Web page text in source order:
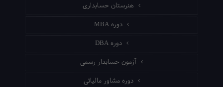
هنرستان حسابداری
دوره MBA
دوره DBA
آزمون حسابدار رسمی
دوره مشاور مالیاتی